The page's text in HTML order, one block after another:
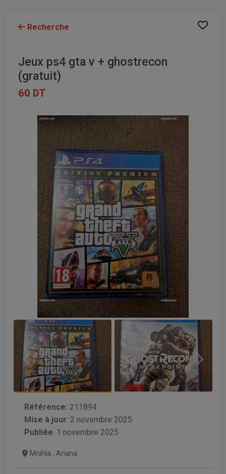
Recherche
Jeux ps4 gta v + ghostrecon
(gratuit)
60 DT
Référence: 211894
Mise à jour: 2 novembre 2025
Publiée: 1 novembre 2025
Mnihla , Ariana